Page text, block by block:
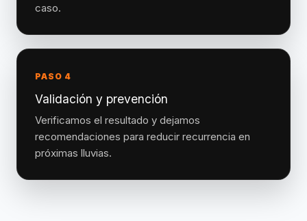
caso.
PASO 4
Validación y prevención
Verificamos el resultado y dejamos
recomendaciones para reducir recurrencia en
próximas lluvias.